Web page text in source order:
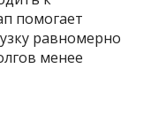
помогает
равномерно
менее